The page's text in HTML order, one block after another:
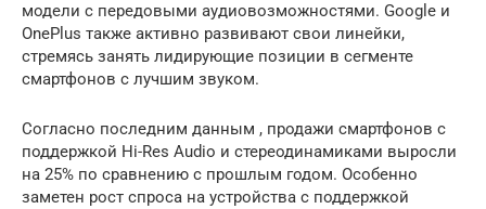
модели с передовыми аудиовозможностями. Google и
OnePlus также активно развивают свои линейки,
стремясь занять лидирующие позиции в сегменте
смартфонов с лучшим звуком.
Согласно последним данным , продажи смартфонов с
поддержкой Hi-Res Audio и стереодинамиками выросли
на 25% по сравнению с прошлым годом. Особенно
заметен рост спроса на устройства с поддержкой